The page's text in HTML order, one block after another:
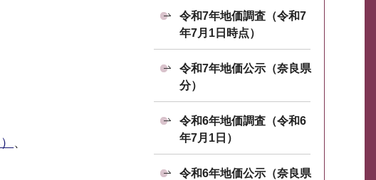
、
令和7年地価調査（令和7
年7月1日時点）
令和7年地価公示（奈良県
分）
令和6年地価調査（令和6
年7月1日）
令和6年地価公示（奈良県